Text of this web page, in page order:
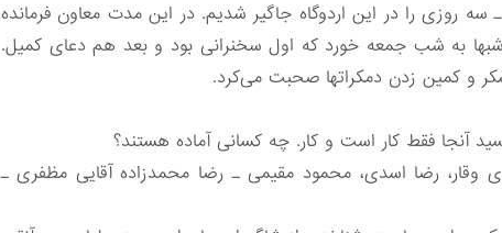
روزی را در این اردوگاه جاگیر شدیم. در این مدت معاون فرمانده
به شب جمعه خورد که اول سخنرانی بود و بعد هم دعای کمیل.
و کمین زدن دمکراتها صحبت می‌کرد.
آنجا فقط کار است و کار. چه کسانی آماده هستند؟
وقار، رضا اسدی، محمود مقیمی ـ رضا محمدزاده آقایی مظفری ـ